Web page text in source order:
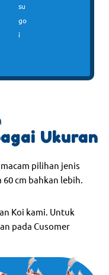
su
go
i
Ukuran
pilihan jenis
cm bahkan lebih.
Koi kami. Untuk
pada Cusomer